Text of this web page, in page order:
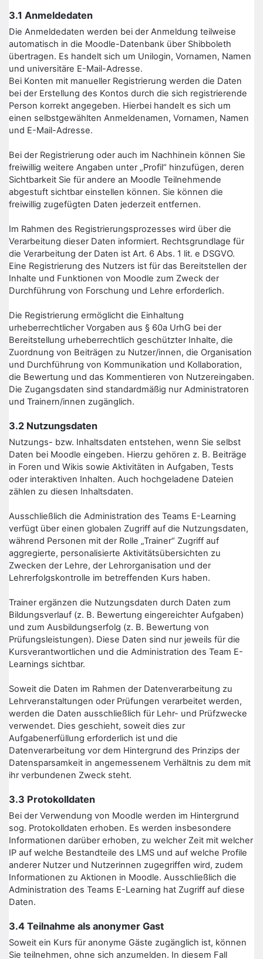
3.1 Anmeldedaten
Die Anmeldedaten werden bei der Anmeldung teilweise
automatisch in die Moodle-Datenbank über Shibboleth
übertragen. Es handelt sich um Unilogin, Vornamen, Namen
und universitäre E-Mail-Adresse.
Bei Konten mit manueller Registrierung werden die Daten
bei der Erstellung des Kontos durch die sich registrierende
Person korrekt angegeben. Hierbei handelt es sich um
einen selbstgewählten Anmeldenamen, Vornamen, Namen
und E-Mail-Adresse.
Bei der Registrierung oder auch im Nachhinein können Sie
freiwillig weitere Angaben unter „Profil“ hinzufügen, deren
Sichtbarkeit Sie für andere an Moodle Teilnehmende
abgestuft sichtbar einstellen können. Sie können die
freiwillig zugefügten Daten jederzeit entfernen.
Im Rahmen des Registrierungsprozesses wird über die
Verarbeitung dieser Daten informiert. Rechtsgrundlage für
die Verarbeitung der Daten ist Art. 6 Abs. 1 lit. e DSGVO.
Eine Registrierung des Nutzers ist für das Bereitstellen der
Inhalte und Funktionen von Moodle zum Zweck der
Durchführung von Forschung und Lehre erforderlich.
Die Registrierung ermöglicht die Einhaltung
urheberrechtlicher Vorgaben aus § 60a UrhG bei der
Bereitstellung urheberrechtlich geschützter Inhalte, die
Zuordnung von Beiträgen zu Nutzer/innen, die Organisation
und Durchführung von Kommunikation und Kollaboration,
die Bewertung und das Kommentieren von Nutzereingaben.
Die Zugangsdaten sind standardmäßig nur Administratoren
und Trainern/innen zugänglich.
3.2 Nutzungsdaten
Nutzungs- bzw. Inhaltsdaten entstehen, wenn Sie selbst
Daten bei Moodle eingeben. Hierzu gehören z. B. Beiträge
in Foren und Wikis sowie Aktivitäten in Aufgaben, Tests
oder interaktiven Inhalten. Auch hochgeladene Dateien
zählen zu diesen Inhaltsdaten.
Ausschließlich die Administration des Teams E-Learning
verfügt über einen globalen Zugriff auf die Nutzungsdaten,
während Personen mit der Rolle „Trainer“ Zugriff auf
aggregierte, personalisierte Aktivitätsübersichten zu
Zwecken der Lehre, der Lehrorganisation und der
Lehrerfolgskontrolle im betreffenden Kurs haben.
Trainer ergänzen die Nutzungsdaten durch Daten zum
Bildungsverlauf (z. B. Bewertung eingereichter Aufgaben)
und zum Ausbildungserfolg (z. B. Bewertung von
Prüfungsleistungen). Diese Daten sind nur jeweils für die
Kursverantwortlichen und die Administration des Team E-
Learnings sichtbar.
Soweit die Daten im Rahmen der Datenverarbeitung zu
Lehrveranstaltungen oder Prüfungen verarbeitet werden,
werden die Daten ausschließlich für Lehr- und Prüfzwecke
verwendet. Dies geschieht, soweit dies zur
Aufgabenerfüllung erforderlich ist und die
Datenverarbeitung vor dem Hintergrund des Prinzips der
Datensparsamkeit in angemessenem Verhältnis zu dem mit
ihr verbundenen Zweck steht.
3.3 Protokolldaten
Bei der Verwendung von Moodle werden im Hintergrund
sog. Protokolldaten erhoben. Es werden insbesondere
Informationen darüber erhoben, zu welcher Zeit mit welcher
IP auf welche Bestandteile des LMS und auf welche Profile
anderer Nutzer und Nutzerinnen zugegriffen wird, zudem
Informationen zu Aktionen in Moodle. Ausschließlich die
Administration des Teams E-Learning hat Zugriff auf diese
Daten.
3.4 Teilnahme als anonymer Gast
Soweit ein Kurs für anonyme Gäste zugänglich ist, können
Sie teilnehmen, ohne sich anzumelden. In diesem Fall